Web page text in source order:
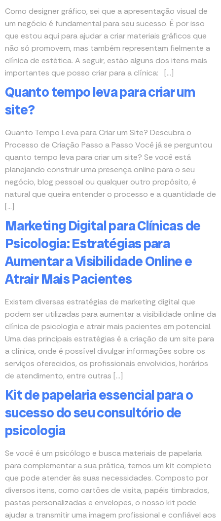
Como designer gráfico, sei que a apresentação visual de
um negócio é fundamental para seu sucesso. É por isso
que estou aqui para ajudar a criar materiais gráficos que
não só promovem, mas também representam fielmente a
clínica de estética. A seguir, estão alguns dos itens mais
importantes que posso criar para a clínica: […]
Quanto tempo leva para criar um
site?
Quanto Tempo Leva para Criar um Site? Descubra o
Processo de Criação Passo a Passo Você já se perguntou
quanto tempo leva para criar um site? Se você está
planejando construir uma presença online para o seu
negócio, blog pessoal ou qualquer outro propósito, é
natural que queira entender o processo e a quantidade de
[…]
Marketing Digital para Clínicas de
Psicologia: Estratégias para
Aumentar a Visibilidade Online e
Atrair Mais Pacientes
Existem diversas estratégias de marketing digital que
podem ser utilizadas para aumentar a visibilidade online da
clínica de psicologia e atrair mais pacientes em potencial.
Uma das principais estratégias é a criação de um site para
a clínica, onde é possível divulgar informações sobre os
serviços oferecidos, os profissionais envolvidos, horários
de atendimento, entre outras […]
Kit de papelaria essencial para o
sucesso do seu consultório de
psicologia
Se você é um psicólogo e busca materiais de papelaria
para complementar a sua prática, temos um kit completo
que pode atender às suas necessidades. Composto por
diversos itens, como cartões de visita, papéis timbrados,
pastas personalizadas e envelopes, o nosso kit pode
ajudar a transmitir uma imagem profissional e confiável aos